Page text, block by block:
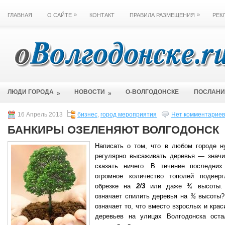
ГЛАВНАЯ О САЙТЕ » КОНТАКТ ПРАВИЛА РАЗМЕЩЕНИЯ »
ЛЮДИ ГОРОДА » НОВОСТИ » О-ВОЛГОДОНСКЕ
16 Апрель 2013 бизнес, город мероприятия Нет комментариев
БАНКИРЫ ОЗЕЛЕНЯЮТ ВОЛГОДОНСК
Написать о том, что в любом городе
регулярно высаживать деревья —
сказать ничего. В течение
огромное количество тополей
обрезке на
2/3или даже¾
означает спилить деревья на¾
означает то, что вместо взрослых и
деревьев на улицах Волгодонска